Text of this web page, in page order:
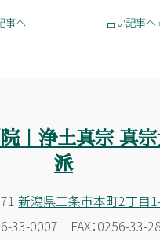
事へ 古い記事へ
新潟県三条市本町2丁目
33-0007 FAX：0256-33-